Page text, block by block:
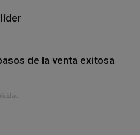
de la venta exitosa
-